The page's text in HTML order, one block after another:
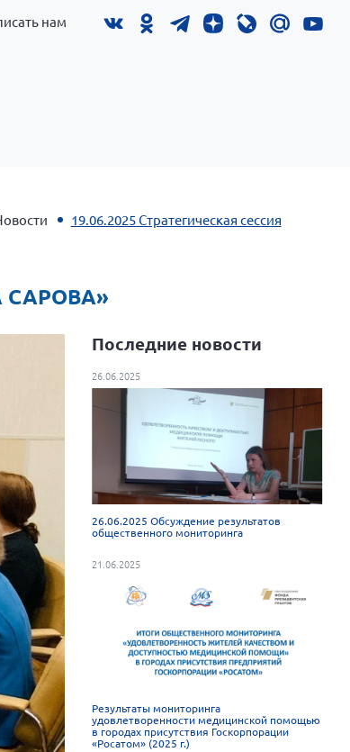
нам
19.06.2025 Стратегическая сессия
САРОВА»
Последние новости
26.06.2025
26.06.2025 Обсуждение результатов
общественного мониторинга
21.06.2025
Результаты мониторинга
удовлетворенности медицинской помощью
в городах присутствия Госкорпорации
«Росатом» (2025 г.)